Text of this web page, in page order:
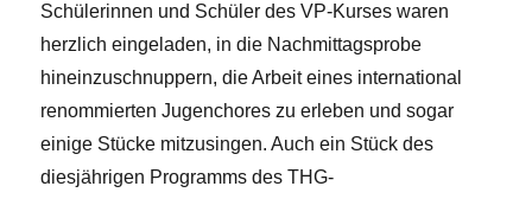
Schülerinnen und Schüler des VP-Kurses waren
herzlich eingeladen, in die Nachmittagsprobe
hineinzuschnuppern, die Arbeit eines international
renommierten Jugenchores zu erleben und sogar
einige Stücke mitzusingen. Auch ein Stück des
diesjährigen Programms des THG-